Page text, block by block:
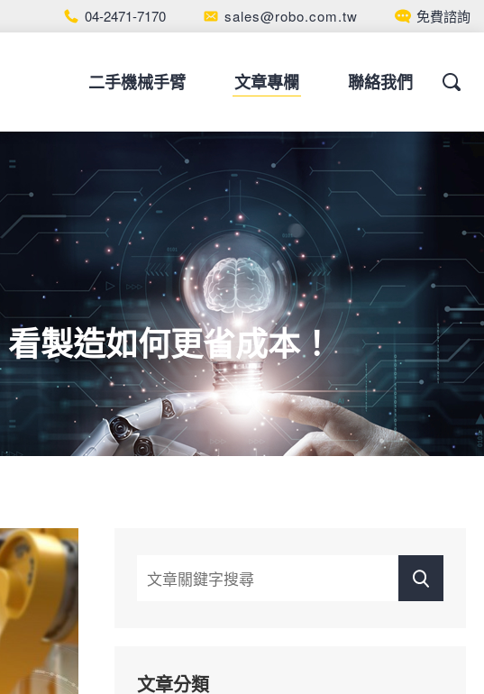
04-2471-7170 sales@robo.com.tw 免費諮詢
二手機械手臂 文章專欄 聯絡我們
製造如何更省成本！
文章分類